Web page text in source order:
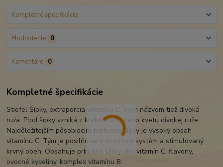
Kompletné špecifikácie
Hodnotenie 0
Komentáre 0
Kompletné špecifikácie
Stiefel Šípky, extraporcia vitamínu C. Iným názvom tiež divoká
ruža. Plod šípky vzniká z krehkého bieleho kvetu divokej ruže.
Najdôležitejším pôsobiacim faktorom šípky je vysoký obsah
vitamínu C. Tým je posilňovaný imunitnýí systém a stimulovaný
krvný obeh. Obsahuje prírodné látky ako vitamín C, flavony,
ovocné kyseliny, komplex vitamínu B.